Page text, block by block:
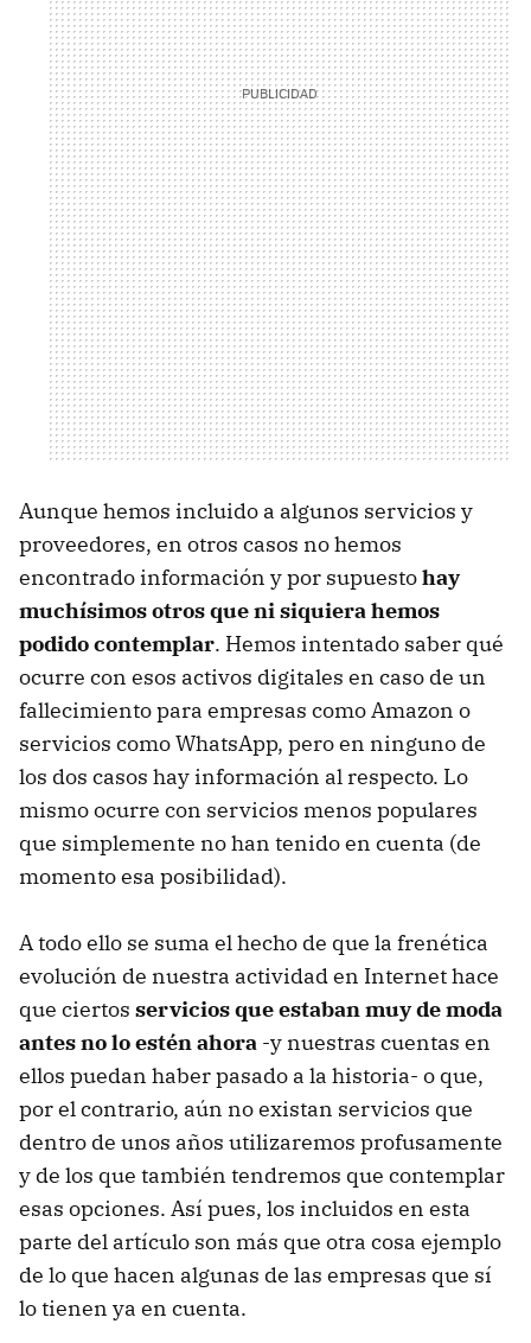
Aunque hemos incluido a algunos servicios y
proveedores, en otros casos no hemos
encontrado información y por supuestohay
muchísimos otros que ni siquiera hemos
podido contemplar. Hemos intentado saber qué
ocurre con esos activos digitales en caso de un
fallecimiento para empresas como Amazon o
servicios como WhatsApp, pero en ninguno de
los dos casos hay información al respecto. Lo
mismo ocurre con servicios menos populares
que simplemente no han tenido en cuenta (de
momento esa posibilidad).
A todo ello se suma el hecho de que la frenética
evolución de nuestra actividad en Internet hace
que ciertos servicios que estaban muy de moda
antes no lo estén ahora -y nuestras cuentas en
ellos puedan haber pasado a la historia- o que,
por el contrario, aún no existan servicios que
dentro de unos años utilizaremos profusamente
y de los que también tendremos que contemplar
esas opciones. Así pues, los incluidos en esta
parte del artículo son más que otra cosa ejemplo
de lo que hacen algunas de las empresas que sí
lo tienen ya en cuenta.